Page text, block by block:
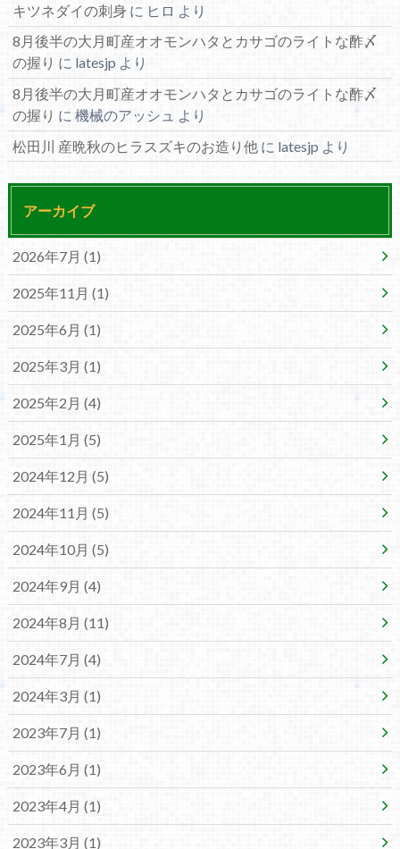
キツネダイの刺身 に ヒロ より
8月後半の大月町産オオモンハタとカサゴのライトな酢〆
の握り に latesjpより
8月後半の大月町産オオモンハタとカサゴのライトな酢〆
の握り に 機械のアッシュ より
松田川 産晩秋のヒラスズキのお造り他 に latesjp より
アーカイブ
2026年7月 (1)
2025年11月 (1)
2025年6月 (1)
2025年3月 (1)
2025年2月 (4)
2025年1月 (5)
2024年12月 (5)
2024年11月 (5)
2024年10月 (5)
2024年9月 (4)
2024年8月 (11)
2024年7月 (4)
2024年3月 (1)
2023年7月 (1)
2023年6月 (1)
2023年4月 (1)
2023年3月 (1)